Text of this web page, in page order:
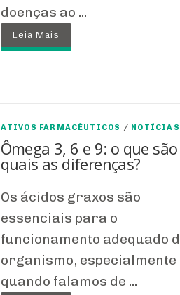
doenças ao ...
Leia Mais
ATIVOS FARMACÊUTICOS / NOTÍCIAS
Ômega 3, 6 e 9: o que
quais as diferenças?
Os ácidos graxos são
essenciais para o
funcionamento adequado
organismo, especialmente
quando falamos de ...